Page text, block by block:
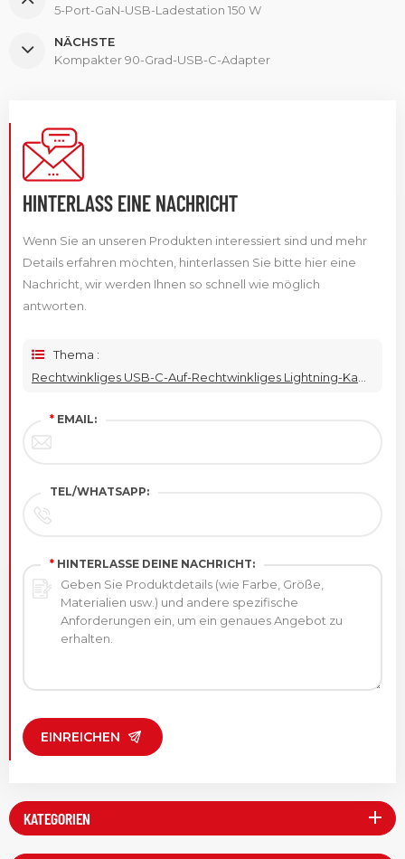
5-Port-GaN-USB-Ladestation 150 W
NÄCHSTE
Kompakter 90-Grad-USB-C-Adapter
HINTERLASS EINE NACHRICHT
Wenn Sie an unseren Produkten interessiert sind und mehr
Details erfahren möchten, hinterlassen Sie bitte hier eine
Nachricht, wir werden Ihnen so schnell wie möglich
antworten.
Thema :
* EMAIL:
TEL/WHATSAPP:
* HINTERLASSE DEINE NACHRICHT:
EINREICHEN
KATEGORIEN